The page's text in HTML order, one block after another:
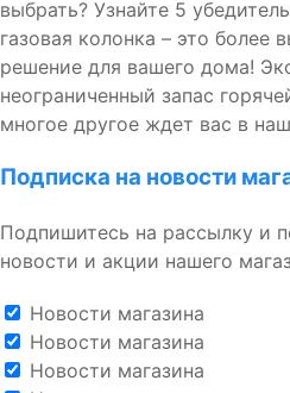
выбрать? Узнайте 5
газовая колонка – это более
решение для вашего дома!
неограниченный запас
многое другое ждет вас в
Подписка на новости
Подпишитесь на рассылку и
новости и акции нашего
Новости магазина
Новости магазина
Новости магазина